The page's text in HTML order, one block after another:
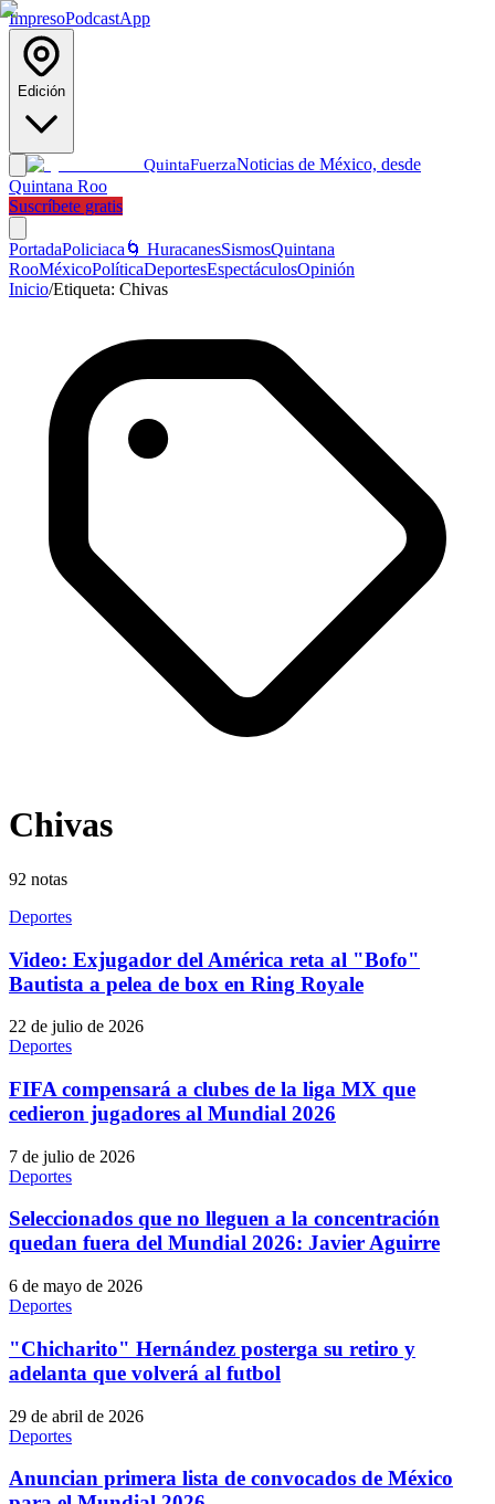
ImpresoPodcastApp
Edición
QuintaFuerzaNoticias de México, desde
Quintana Roo
Suscríbete gratis
PortadaPoliciaca 🌀 HuracanesSismosQuintana
RooMéxicoPolíticaDeportesEspectáculosOpinión
Inicio/Etiqueta: Chivas
Chivas
92 notas
Deportes
Video: Exjugador del América reta al "Bofo"
Bautista a pelea de box en Ring Royale
22 de julio de 2026
Deportes
FIFA compensará a clubes de la liga MX que
cedieron jugadores al Mundial 2026
7 de julio de 2026
Deportes
Seleccionados que no lleguen a la concentración
quedan fuera del Mundial 2026: Javier Aguirre
6 de mayo de 2026
Deportes
"Chicharito" Hernández posterga su retiro y
adelanta que volverá al futbol
29 de abril de 2026
Deportes
Anuncian primera lista de convocados de México